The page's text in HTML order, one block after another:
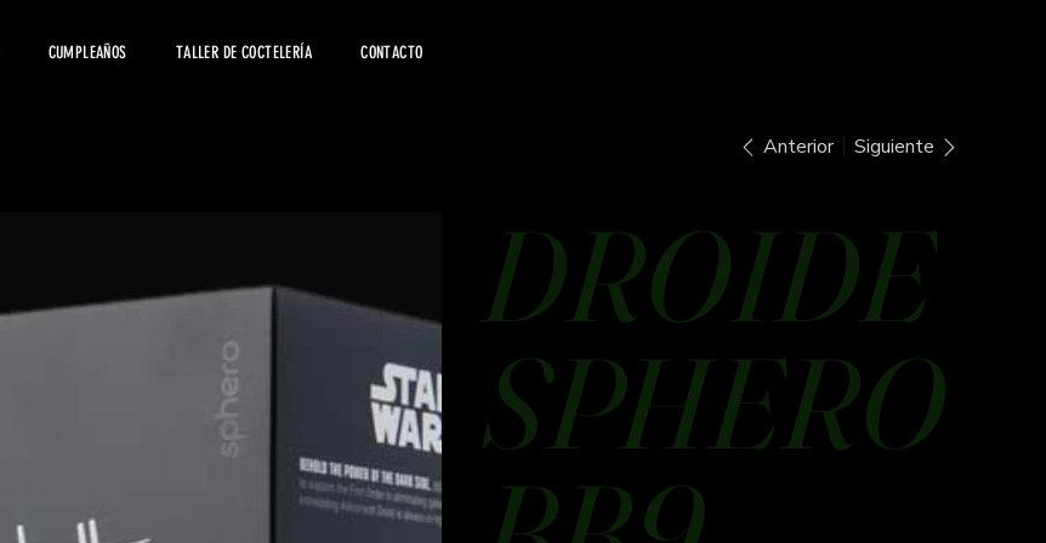
CUMPLEAÑOS TALLER DE COCTELERÍA CONTACTO
Anterior Siguiente
DROIDE
SPHERO